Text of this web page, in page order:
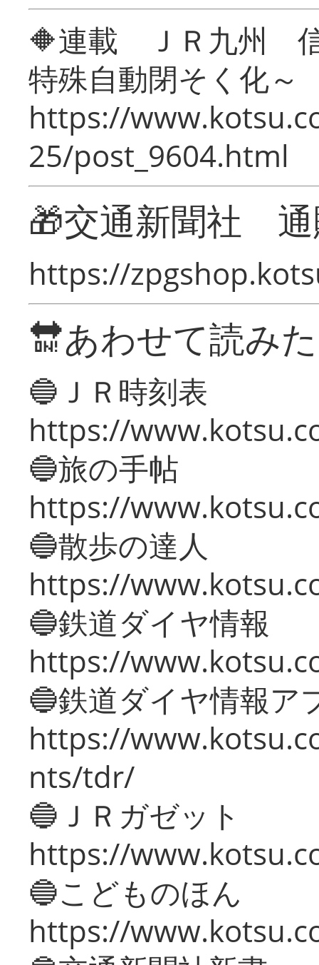
🔶連載 ＪＲ九州 信
特殊自動閉そく化～
https://
25/post_9604.html
🎁交通新聞社
https://
🔛あわせて読み
🔵ＪＲ時刻表
https://
🔵旅の手帖
https://
🔵散歩の達人
https://
🔵鉄道ダイヤ情報
https://
🔵鉄道ダイヤ情報ア
https://
nts/tdr/
🔵ＪＲガゼット
https://
🔵こどものほん
https://